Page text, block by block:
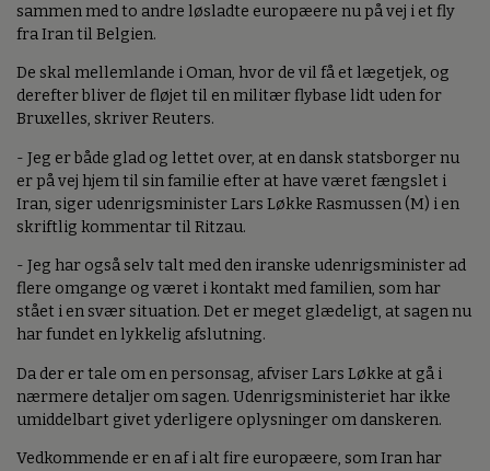
sammen med to andre løsladte europæere nu på vej i et fly
fra Iran til Belgien.
De skal mellemlande i Oman, hvor de vil få et lægetjek, og
derefter bliver de fløjet til en militær flybase lidt uden for
Bruxelles, skriver Reuters.
- Jeg er både glad og lettet over, at en dansk statsborger nu
er på vej hjem til sin familie efter at have været fængslet i
Iran, siger udenrigsminister Lars Løkke Rasmussen (M) i en
skriftlig kommentar til Ritzau.
- Jeg har også selv talt med den iranske udenrigsminister ad
flere omgange og været i kontakt med familien, som har
stået i en svær situation. Det er meget glædeligt, at sagen nu
har fundet en lykkelig afslutning.
Da der er tale om en personsag, afviser Lars Løkke at gå i
nærmere detaljer om sagen. Udenrigsministeriet har ikke
umiddelbart givet yderligere oplysninger om danskeren.
Vedkommende er en af i alt fire europæere, som Iran har